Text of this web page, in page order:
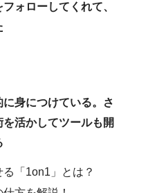
ォローしてくれて、
身につけている。さ
活かしてツールも開
「1on1」とは？